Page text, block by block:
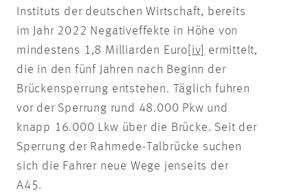
Instituts der deutschen Wirtschaft, bereits
im Jahr 2022 Negativeffekte in Höhe von
mindestens 1,8 Milliarden Euro [iv]
ermittelt,
die in den fünf Jahren nach Beginn der
Brückensperrung entstehen. Täglich fuhren
vor der Sperrung rund 48.000 Pkw und
knapp 16.000 Lkw über die Brücke. Seit der
Sperrung der Rahmede-Talbrücke suchen
sich die Fahrer neue Wege jenseits der
A45.